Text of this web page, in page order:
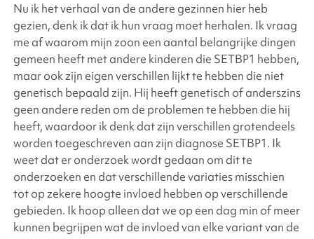
Nu ik het verhaal van de andere gezinnen hier heb
gezien, denk ik dat ik hun vraag moet herhalen. Ik vraag
me af waarom mijn zoon een aantal belangrijke dingen
gemeen heeft met andere kinderen die SETBP1 hebben,
maar ook zijn eigen verschillen lijkt te hebben die niet
genetisch bepaald zijn. Hij heeft genetisch of anderszins
geen andere reden om de problemen te hebben die hij
heeft, waardoor ik denk dat zijn verschillen grotendeels
worden toegeschreven aan zijn diagnose SETBP1. Ik
weet dat er onderzoek wordt gedaan om dit te
onderzoeken en dat verschillende variaties misschien
tot op zekere hoogte invloed hebben op verschillende
gebieden. Ik hoop alleen dat we op een dag min of meer
kunnen begrijpen wat de invloed van elke variant van de